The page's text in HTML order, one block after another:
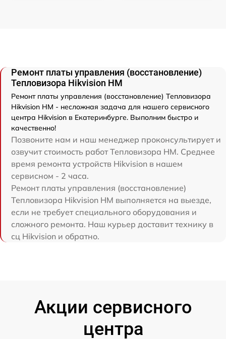
Ремонт платы управления (восстановление)
Тепловизора Hikvision HM
Ремонт платы управления (восстановление) Тепловизора
Hikvision HM - несложная задача для нашего сервисного
центра Hikvision в Екатеринбурге. Выполним быстро и
качественно!
Позвоните нам и наш менеджер проконсультирует и
озвучит стоимость работ Тепловизора HM. Среднее
время ремонта устройств Hikvision в нашем
сервисном - 2 часа.
Ремонт платы управления (восстановление)
Тепловизора Hikvision HM выполняется на выезде,
если не требует специального оборудования и
сложного ремонта. Наш курьер доставит технику в
сц Hikvision и обратно.
Акции сервисного
центра